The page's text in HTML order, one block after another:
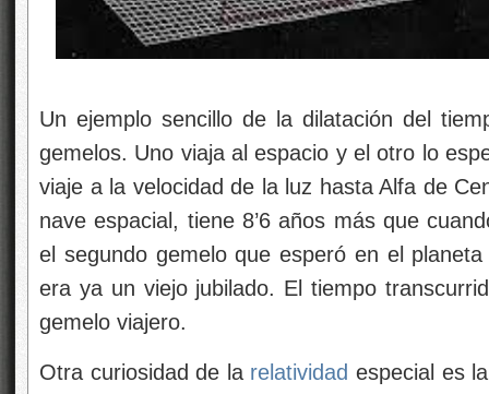
Un ejemplo sencillo de la dilatación del
gemelos. Uno viaja al espacio y el otro lo
viaje a la velocidad de la luz hasta Alfa de
nave espacial, tiene 8’6 años más que
el segundo gemelo que esperó en el
era ya un viejo jubilado. El tiempo
gemelo viajero.
Otra curiosidad de la relatividad especial es